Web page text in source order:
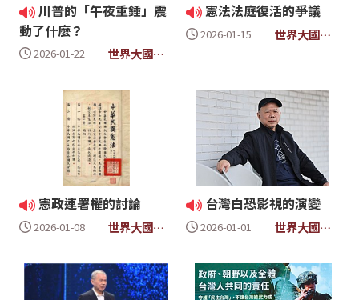
川普的「午夜重錘」震
動了什麼？
2026-01-22
世界大國民4
憲法法庭復活的爭議
2026-01-15
世界大國民4
憲政連署權的討論
2026-01-08
世界大國民4
台灣白恐影視的演變
2026-01-01
世界大國民4